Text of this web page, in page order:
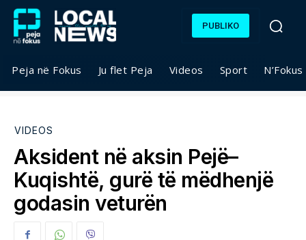
PUBLIKO
Peja në Fokus Ju flet Peja Videos Sport
VIDEOS
Aksident në aksin Pejë–
Kuqishtë, gurë të mëdhenjë
godasin veturën